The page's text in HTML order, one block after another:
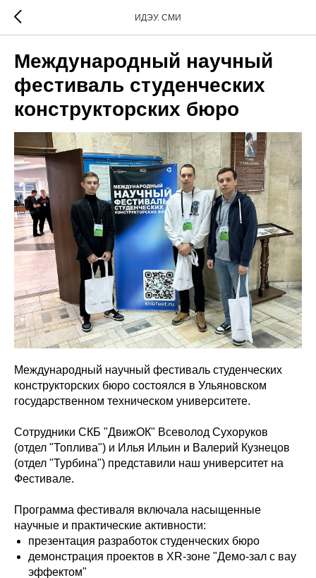
ИДЭУ. СМИ
Международный научный
фестиваль студенческих
конструкторских бюро
Международный научный фестиваль студенческих
конструкторских бюро состоялся в Ульяновском
государственном техническом университете.
Сотрудники СКБ "ДвижОК" Всеволод Сухоруков
(отдел "Топлива") и Илья Ильин и Валерий Кузнецов
(отдел "Турбина") представили наш университет на
Фестивале.
Программа фестиваля включала насыщенные
научные и практические активности:
презентация разработок студенческих бюро
демонстрация проектов в XR-зоне "Демо-зал с вау
эффектом"